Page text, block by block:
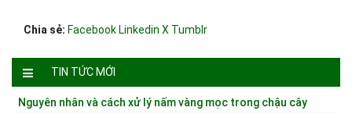
Chia sẻ: FacebookLinkedin X Tumblr
TIN TỨC MỚI
Nguyên nhân và cách xử lý nấm vàng mọc trong chậu cây